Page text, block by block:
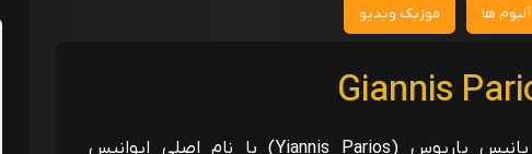
آلبوم ها موزیک ویدیو
بیوگرافی یانیس پاریوس یانیس پاریوس (Yiannis Parios) با نام اصلی ایوانیس